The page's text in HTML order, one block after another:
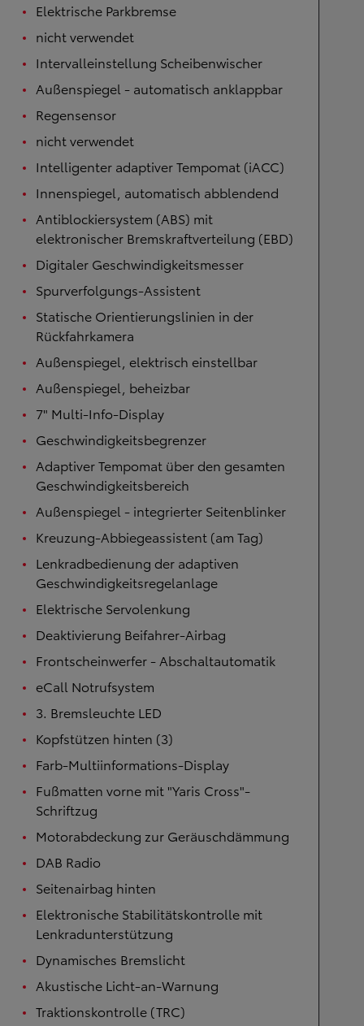
Elektrische Parkbremse
nicht verwendet
Intervalleinstellung Scheibenwischer
Außenspiegel - automatisch anklappbar
Regensensor
nicht verwendet
Intelligenter adaptiver Tempomat (iACC)
Innenspiegel, automatisch abblendend
Antiblockiersystem (ABS) mit
elektronischer Bremskraftverteilung (EBD)
Digitaler Geschwindigkeitsmesser
Spurverfolgungs-Assistent
Statische Orientierungslinien in der
Rückfahrkamera
Außenspiegel, elektrisch einstellbar
Außenspiegel, beheizbar
7" Multi-Info-Display
Geschwindigkeitsbegrenzer
Adaptiver Tempomat über den gesamten
Geschwindigkeitsbereich
Außenspiegel - integrierter Seitenblinker
Kreuzung-Abbiegeassistent (am Tag)
Lenkradbedienung der adaptiven
Geschwindigkeitsregelanlage
Elektrische Servolenkung
Deaktivierung Beifahrer-Airbag
Frontscheinwerfer - Abschaltautomatik
eCall Notrufsystem
3. Bremsleuchte LED
Kopfstützen hinten (3)
Farb-Multiinformations-Display
Fußmatten vorne mit "Yaris Cross"-
Schriftzug
Motorabdeckung zur Geräuschdämmung
DAB Radio
Seitenairbag hinten
Elektronische Stabilitätskontrolle mit
Lenkradunterstützung
Dynamisches Bremslicht
Akustische Licht-an-Warnung
Traktionskontrolle (TRC)